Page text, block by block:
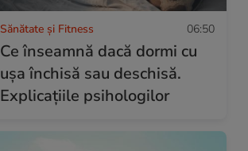
Sănătate și Fitness 06:50
Ce înseamnă dacă dormi cu
ușa închisă sau deschisă.
Explicațiile psihologilor